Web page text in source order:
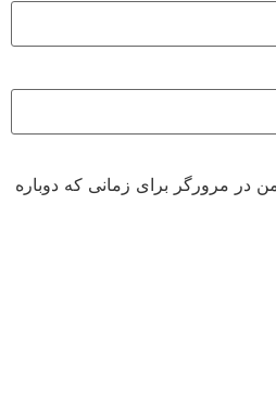
در مرورگر برای زمانی که دوباره